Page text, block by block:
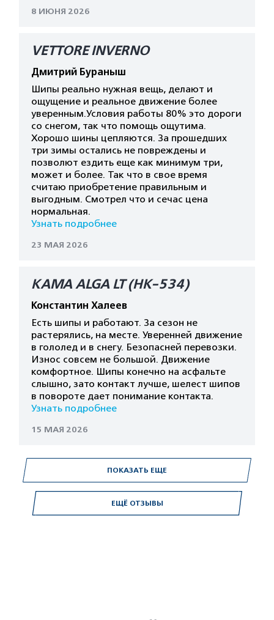
ЕЩЁ ОТЗЫВЫ
8 ИЮНЯ 2026
VETTORE INVERNO
Дмитрий Бураныш
Шипы реально нужная вещь, делают и
ощущение и реальное движение более
уверенным.Условия работы 80% это дороги
со снегом, так что помощь ощутима.
Хорошо шины цепляются. За прошедших
три зимы остались не повреждены и
позволют ездить еще как минимум три,
может и более. Так что в свое время
считаю приобретение правильным и
выгодным. Смотрел что и сечас цена
нормальная.
Узнать подробнее
23 МАЯ 2026
КАМА ALGA LT (HK-534)
Константин Халеев
Есть шипы и работают. За сезон не
растерялись, на месте. Уверенней движение
в гололед и в снегу. Безопасней перевозки.
Износ совсем не большой. Движение
комфортное. Шипы конечно на асфальте
слышно, зато контакт лучше, шелест шипов
в повороте дает понимание контакта.
Узнать подробнее
15 МАЯ 2026
ПОКАЗАТЬ ЕЩЕ